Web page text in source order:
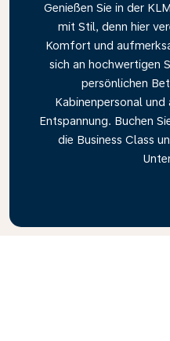
Genießen Sie in der
mit Stil, denn hier
Komfort und
sich an hochwertigen
persönlichen
Kabinenpersonal
Entspannung. Buchen
die Business Class